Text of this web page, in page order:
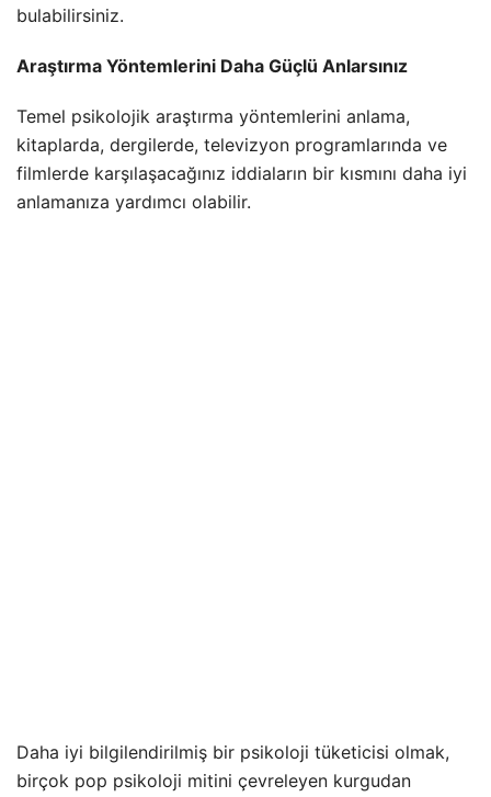
bulabilirsiniz.
Araştırma Yöntemlerini Daha Güçlü Anlarsınız
Temel psikolojik araştırma yöntemlerini anlama,
kitaplarda, dergilerde, televizyon programlarında ve
filmlerde karşılaşacağınız iddiaların bir kısmını daha iyi
anlamanıza yardımcı olabilir.
Daha iyi bilgilendirilmiş bir psikoloji tüketicisi olmak,
birçok pop psikoloji mitini çevreleyen kurgudan